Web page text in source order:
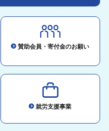
賛助会員・寄付金のお願い
就労支援事業